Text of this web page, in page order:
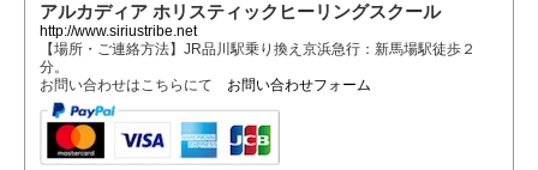
アルカディア ホリスティックヒーリングスクール
http://www.siriustribe.net
【場所・ご連絡方法】JR品川駅乗り換え京浜急行：新馬場駅徒歩２
分。
お問い合わせはこちらにて お問い合わせフォーム